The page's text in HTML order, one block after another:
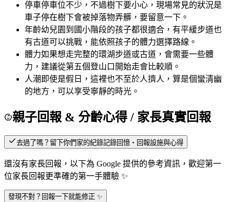
停車停車位不少，不過樹下要小心，現場常見的狀況是
車子停在樹下會被掉落物弄髒，要留意一下。
年齡幼兒園到國小階段的孩子都很適合，有平緩步道也
有古道可以挑戰，能依照孩子的體力選擇路線。
體力如果想走完整的環湖步道或古道，會需要一些體
力，建議從第五個登山口開始走會比較順。
人潮 即使是假日，這裡也不至於人擠人，算是個蠻清幽
的地方，可以享受寧靜的時光。
親子回報 & 分齡心得 / 家長真實回報
去過了嗎？留下你們家的紀錄記錄回憶・回報設施與心得
還沒有家長回報，以下為 Google 提供的參考資訊，歡迎第一
位家長回報更準確的第一手體驗 ✨
發現不對？回報一下就能修正 ✨